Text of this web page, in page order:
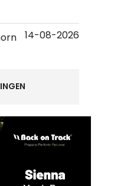
14-08-2026